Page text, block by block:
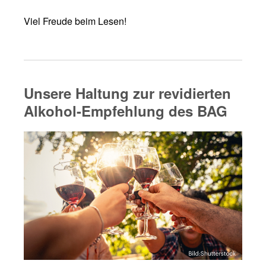
Viel Freude beim Lesen!
Unsere Haltung zur revidierten
Alkohol-Empfehlung des BAG